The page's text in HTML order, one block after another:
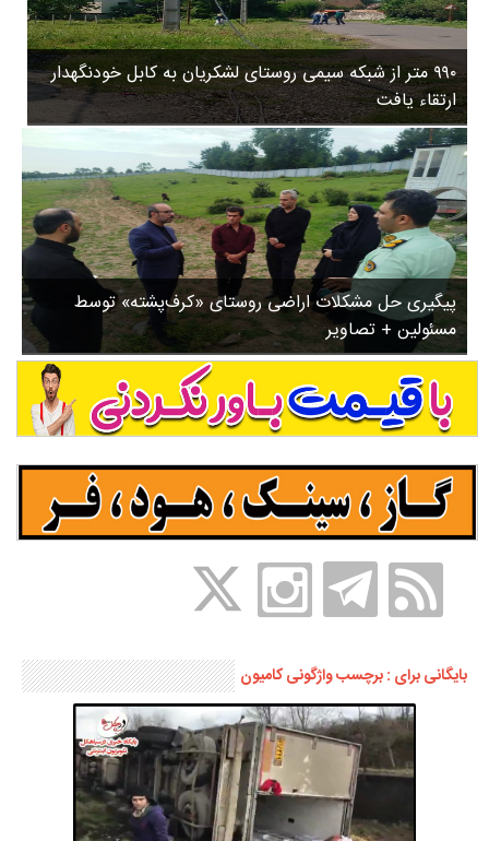
روستاها
ورزشی
سیاسی
چندرسانه ای
مسیر گردشگری دیلمان
درباره ما
۹۹۰ متر از شبکه سیمی روستای لشکریان به کابل خودنگهدار
ارتقاء یافت
پیگیری حل مشکلات اراضی روستای «کرف‌پشته» توسط
مسئولین + تصاویر
۳
۵
۸
ب
ا
ز
ن
ش
س
ت
ش
د
.
بایگانی برای : برچسب واژگونی کامیون